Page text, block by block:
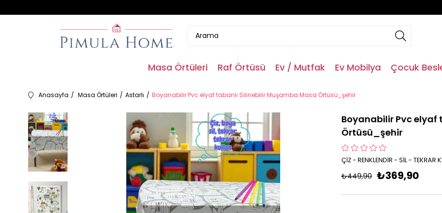
Masa Örtüleri Raf Örtüsü Ev / Mutfak Ev Mobilya Çocuk
Anasayfa Masa Örtüleri Astarlı Boyanabilir Pvc elyaf tabanlı Silinebilir Muşamba Masa Örtüsü_şehir
Boyanabilir Pvc elyaf
Örtüsü_şehir
ÇİZ - RENKLENDİR - SİL - TEKRAR
₺449,90 ₺369,90